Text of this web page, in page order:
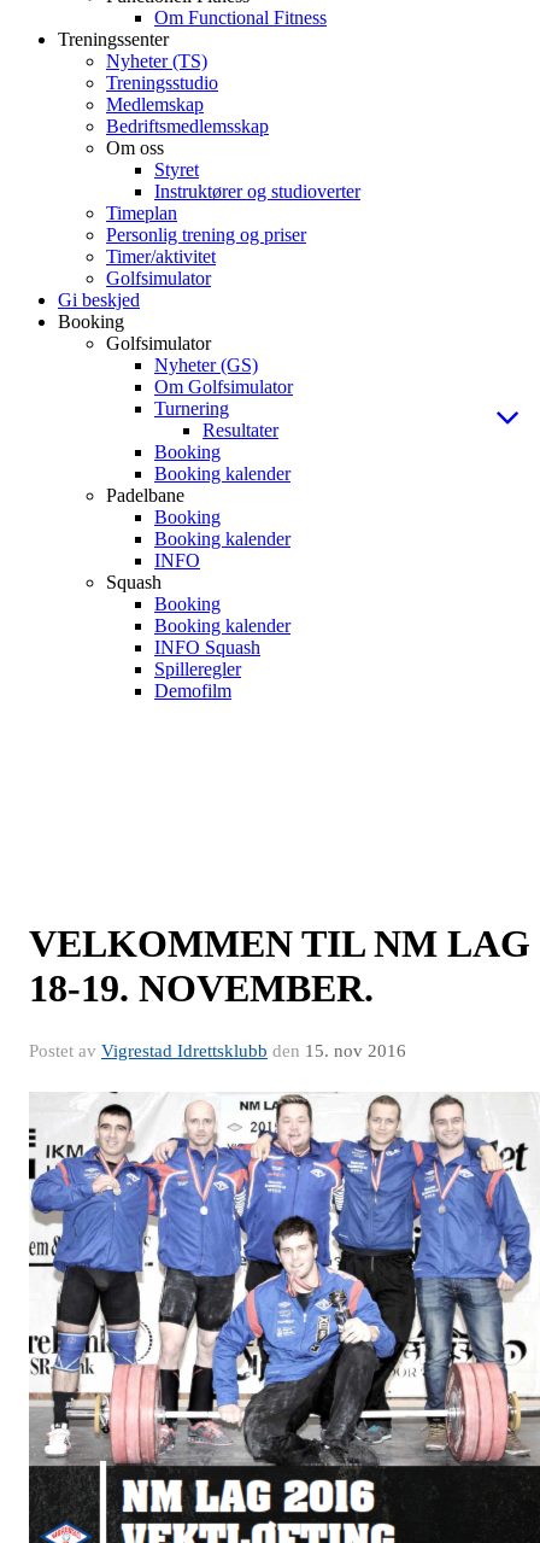
Om Functional Fitness
Treningssenter
Nyheter (TS)
Treningsstudio
Medlemskap
Bedriftsmedlemsskap
Om oss
Styret
Instruktører og studioverter
Timeplan
Personlig trening og priser
Timer/aktivitet
Golfsimulator
Gi beskjed
Booking
Golfsimulator
Nyheter (GS)
Om Golfsimulator
Turnering
Resultater
Booking
Booking kalender
Padelbane
Booking
Booking kalender
INFO
Squash
Booking
Booking kalender
INFO Squash
Spilleregler
Demofilm
VELKOMMEN TIL NM LAG
18-19. NOVEMBER.
Postet av Vigrestad Idrettsklubb den 15. nov 2016